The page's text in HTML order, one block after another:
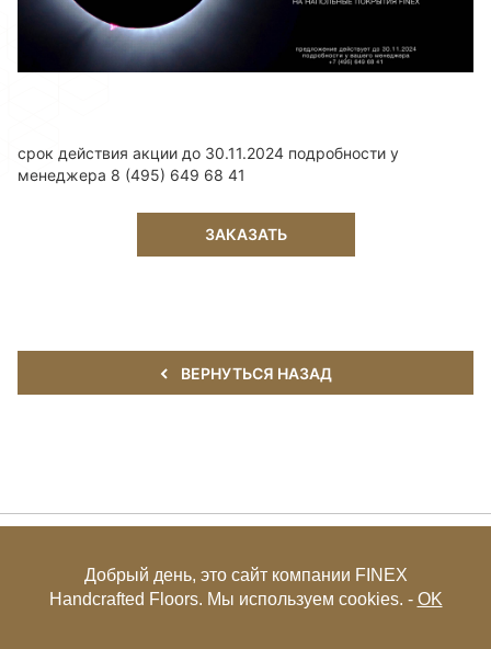
срок действия акции до 30.11.2024 подробности у
менеджера 8 (495) 649 68 41
ЗАКАЗАТЬ
ВЕРНУТЬСЯ НАЗАД
Добрый день, это сайт компании FINEX
Handcrafted Floors. Мы используем cookies. - OK